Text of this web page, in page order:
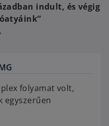
indult, és végig
folyamat volt,
egyszerűen